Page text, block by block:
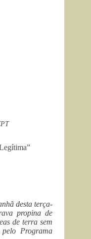
desta terça-
propina de
de terra sem
Programa